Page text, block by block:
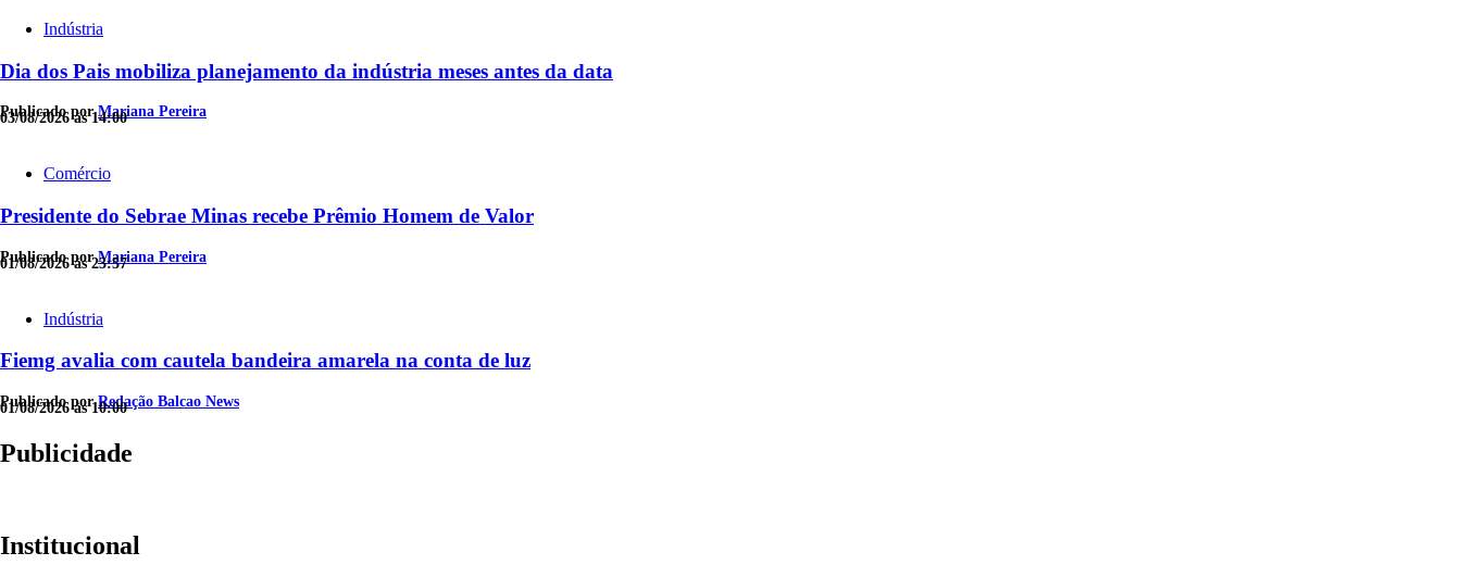
Indústria
Dia dos Pais mobiliza planejamento da indústria meses antes da data
Publicado porMariana Pereira
03/08/2026 às 14:00
Comércio
Presidente do Sebrae Minas recebe Prêmio Homem de Valor
Publicado porMariana Pereira
01/08/2026 às 23:57
Indústria
Fiemg avalia com cautela bandeira amarela na conta de luz
Publicado porRedação Balcao News
01/08/2026 às 10:00
Publicidade
Institucional